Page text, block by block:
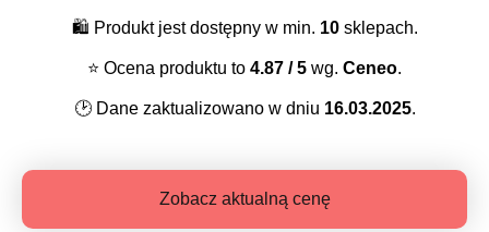
🛍️ Produkt jest dostępny w min. 10sklepach.
⭐️ Ocena produktu to 4.87 / 5 wg. Ceneo.
🕑Dane zaktualizowano w dniu 16.03.2025.
Zobacz aktualną cenę